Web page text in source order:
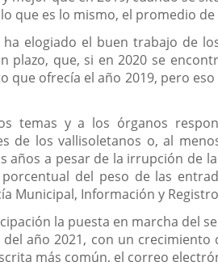
que es lo mismo, el promedio
elogiado el buen trabajo de
plazo, que, si en 2020 se
que ofrecía el año 2019, pero
temas y a los órganos
de los vallisoletanos o, al
años a pesar de la irrupción de
del peso de las
Municipal, Información y
la puesta en marcha del
año 2021, con un
más común, el correo